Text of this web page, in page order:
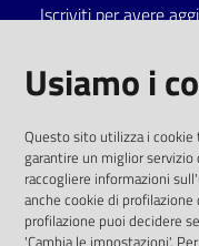
Iscriviti per avere
solo alle condizioni
comunitaria 2003/
SOCIAL
Usiamo i
Questo sito utilizza i cookie
garantire un miglior
raccogliere informazioni
anche cookie di
profilazione puoi decidere
'Cambia le impostazioni'.